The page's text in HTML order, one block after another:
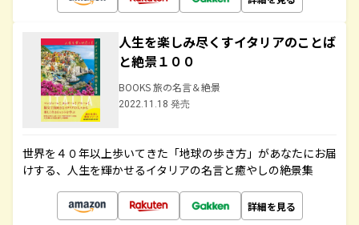
人生を楽しみ尽くすイタリアのことば
と絶景１００
BOOKS 旅の名言＆絶景
2022.11.18 発売
世界を４０年以上歩いてきた「地球の歩き方」があなたにお届
けする、人生を輝かせるイタリアの名言と癒やしの絶景集
詳細を見る